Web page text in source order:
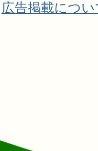
広告掲載につ